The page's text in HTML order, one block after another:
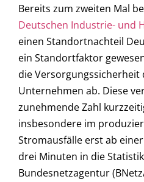
Bereits zum zweiten Mal
Deutschen Industrie- und
einen Standortnachteil
ein Standortfaktor
die
Unternehmen ab. Diese
zunehmende Zahl
insbesondere im
Stromausfälle erst ab
drei Minuten in die
Bundesnetzagentur